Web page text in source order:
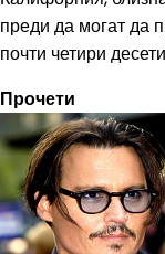
преди да могат да
почти четири
Прочети